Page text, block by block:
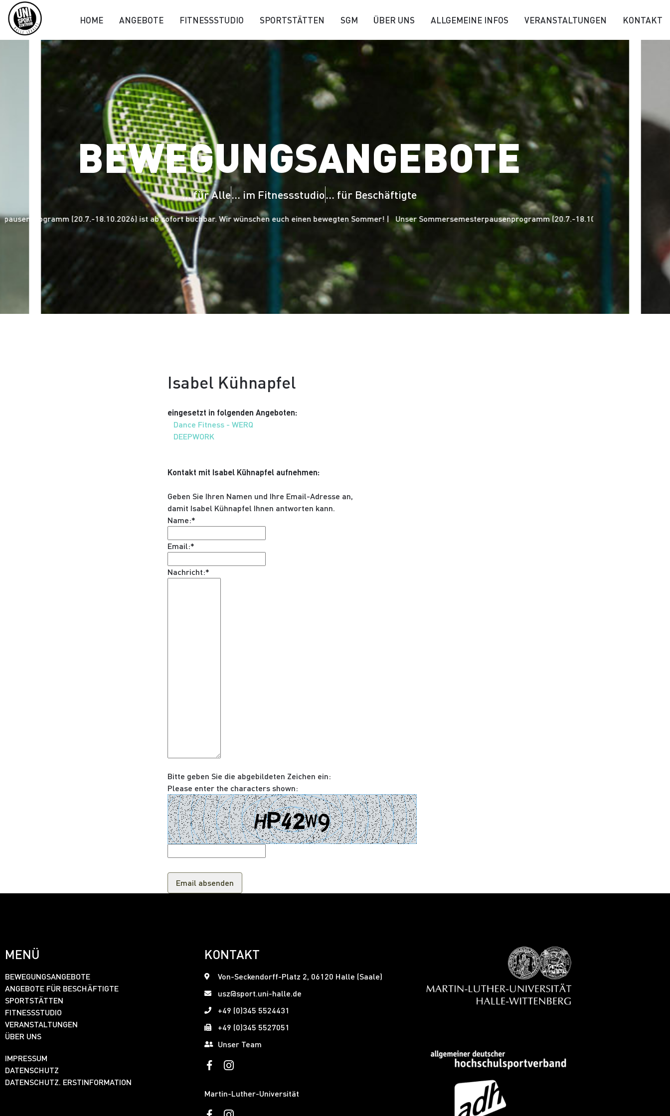
HOME ANGEBOTE FITNESSSTUDIO SPORTSTÄTTEN SGM ÜBER UNS ALLGEMEINE INFOS VERANSTALTUNGEN KONTAKT
BEWEGUNGSANGEBOTE
... für Alle... im Fitnessstudio... für Beschäftigte
(20.7.-18.10.2026) ist ab sofort buchbar. Wir wünschen euch einen bewegten Sommer! | Unser Sommersemesterpausenprogramm (20.7.-18.10.2026) ist ab sofort
Isabel Kühnapfel
eingesetzt in folgenden Angeboten:
Dance Fitness - WERQ
DEEPWORK
Kontakt mit Isabel Kühnapfel aufnehmen:
Geben Sie Ihren Namen und Ihre Email-Adresse an,
damit Isabel Kühnapfel Ihnen antworten kann.
Name:*
Email:*
Nachricht:*
Bitte geben Sie die abgebildeten Zeichen ein:
Please enter the characters shown:
MENÜ
BEWEGUNGSANGEBOTE
ANGEBOTE FÜR BESCHÄFTIGTE
SPORTSTÄTTEN
FITNESSSTUDIO
VERANSTALTUNGEN
ÜBER UNS
IMPRESSUM
DATENSCHUTZ
DATENSCHUTZ. ERSTINFORMATION
KONTAKT
Von-Seckendorff-Platz 2, 06120 Halle (Saale)
usz@sport.uni-halle.de
+49 (0)345 5524431
+49 (0)345 5527051
Unser Team
Martin-Luther-Universität